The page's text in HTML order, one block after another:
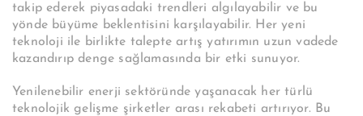
takip ederek piyasadaki trendleri algılayabilir ve bu
yönde büyüme beklentisini karşılayabilir. Her yeni
teknoloji ile birlikte talepte artış yatırımın uzun vadede
kazandırıp denge sağlamasında bir etki sunuyor.
Yenilenebilir enerji sektöründe yaşanacak her türlü
teknolojik gelişme şirketler arası rekabeti artırıyor. Bu